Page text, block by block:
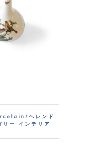
ヘレンド
リー インテリア